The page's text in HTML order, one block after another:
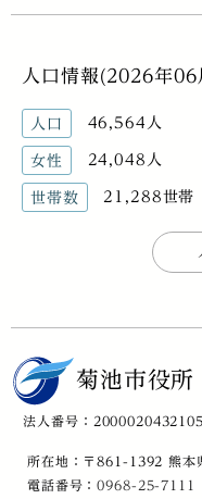
人口情報(2026年
人口 46,564人
女性 24,048人
世帯数 21,288世帯
菊池市役所
法人番号：2000020432105
所在地：〒861-1392 熊本
電話番号：0968-25-7111